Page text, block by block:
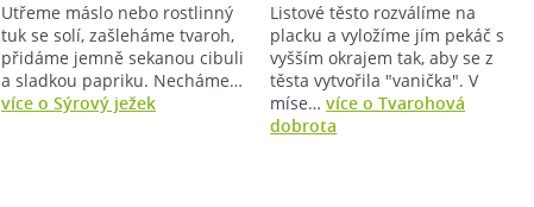
Utřeme máslo nebo rostlinný
tuk se solí, zašleháme tvaroh,
přidáme jemně sekanou cibuli
a sladkou papriku. Necháme…
více o Sýrový ježek
Listové těsto rozválíme na
placku a vyložíme jím pekáč s
vyšším okrajem tak, aby se z
těsta vytvořila "vanička". V
míse…více o Tvarohová
dobrota